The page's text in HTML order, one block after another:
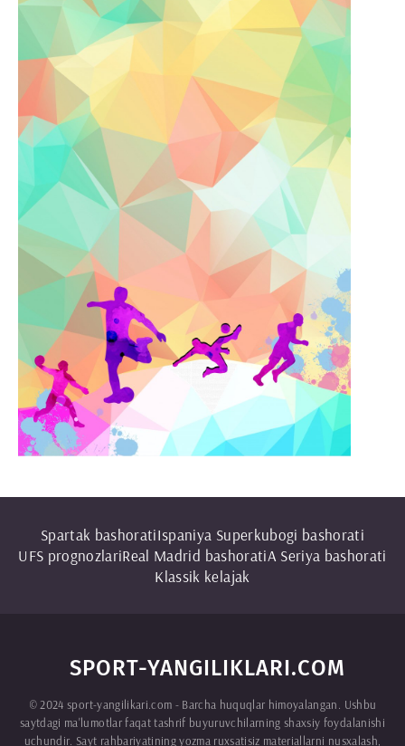
Spartak bashoratiIspaniya Superkubogi bashorati
UFS prognozlariReal Madrid bashoratiA Seriya bashorati
Klassik kelajak
SPORT-YANGILIKLARI.COM
© 2024 sport-yangilikari.com - Barcha huquqlar himoyalangan. Ushbu
saytdagi ma'lumotlar faqat tashrif buyuruvchilarning shaxsiy foydalanishi
uchundir. Sayt rahbariyatining yozma ruxsatisiz materiallarni nusxalash,